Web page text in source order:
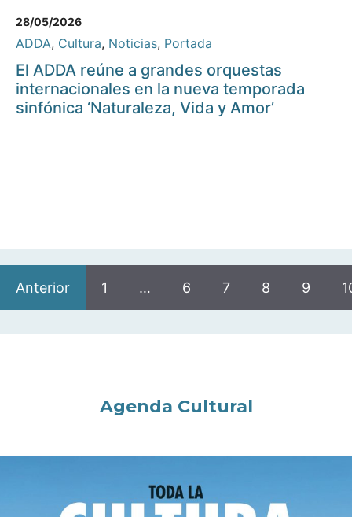
28/05/2026
ADDA, Cultura, Noticias, Portada
El ADDA reúne a grandes orquestas
internacionales en la nueva temporada
sinfónica ‘Naturaleza, Vida y Amor’
Anterior 1 … 6 7 8 9
Agenda Cultural